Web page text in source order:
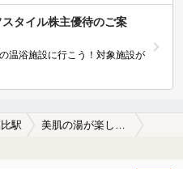
スタイル株主優待のご案
温浴施設に行こう！対象施設が
駅 美肌の湯が楽しめる阿久比駅近くの温泉、日帰り温泉、スーパー銭湯おすすめ